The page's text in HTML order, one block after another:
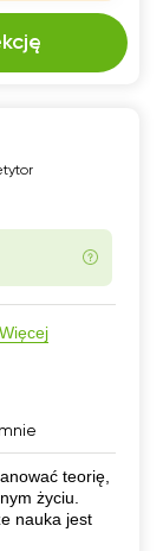
Więcej
teorię,
życiu.
nauka jest